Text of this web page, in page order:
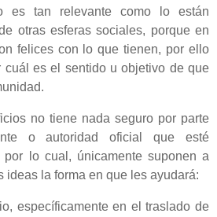
es tan relevante como lo están
otras esferas sociales, porque en
felices con lo que tienen, por ello
cuál es el sentido u objetivo de que
no tiene nada seguro por parte
o autoridad oficial que esté
lo cual, únicamente suponen a
ideas la forma en que les ayudará:
específicamente en el traslado de